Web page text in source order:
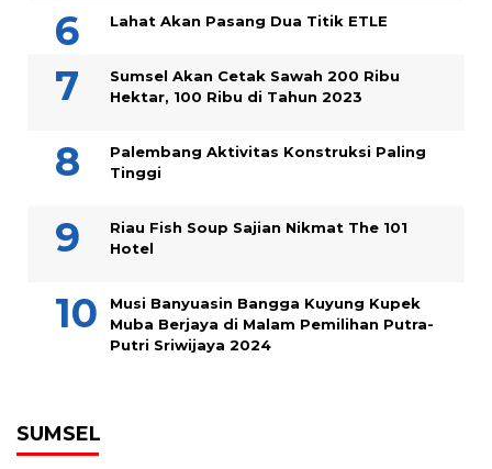
Lahat Akan Pasang Dua Titik ETLE
Sumsel Akan Cetak Sawah 200 Ribu
Hektar, 100 Ribu di Tahun 2023
Palembang Aktivitas Konstruksi Paling
Tinggi
Riau Fish Soup Sajian Nikmat The 101
Hotel
Musi Banyuasin Bangga Kuyung Kupek
Muba Berjaya di Malam Pemilihan Putra-
Putri Sriwijaya 2024
SUMSEL